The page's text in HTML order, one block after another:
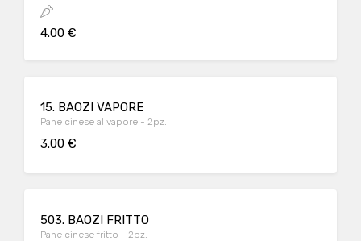
4.00 €
15. BAOZI VAPORE
Pane cinese al vapore - 2pz.
3.00 €
503. BAOZI FRITTO
Pane cinese fritto - 2pz.